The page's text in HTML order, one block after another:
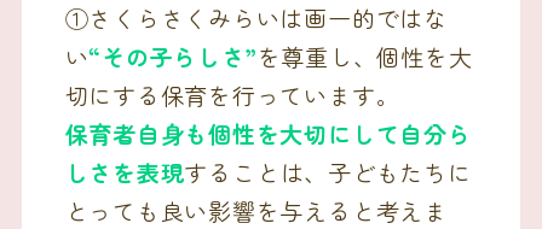
①さくらさくみらいは画一的ではな
い“その子らしさ”を尊重し、個性を大
切にする保育を行っています。
保育者自身も個性を大切にして自分ら
しさを表現することは、子どもたちに
とっても良い影響を与えると考えま